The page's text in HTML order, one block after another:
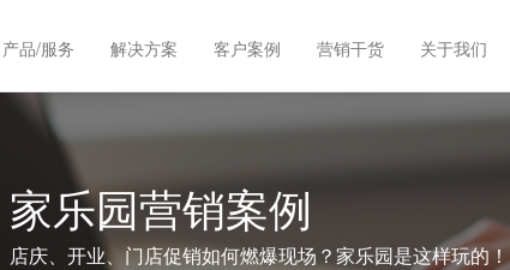
产品/服务 解决方案 客户案例 营销干货 关于我们
家乐园营销案例
店庆、开业、门店促销如何燃爆现场？家乐园是这样玩的！